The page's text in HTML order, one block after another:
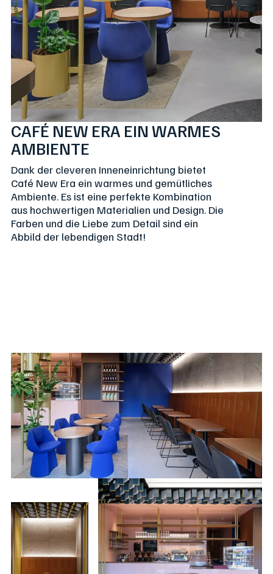
CAFÉ NEW ERA EIN WARMES
AMBIENTE
Dank der cleveren Inneneinrichtung bietet
Café New Era ein warmes und gemütliches
Ambiente. Es ist eine perfekte Kombination
aus hochwertigen Materialien und Design. Die
Farben und die Liebe zum Detail sind ein
Abbild der lebendigen Stadt!